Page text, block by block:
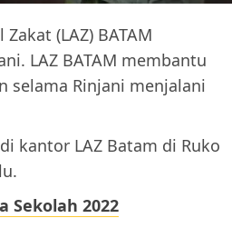
(LAZ) BATAM
LAZ BATAM membantu
selama Rinjani menjalani
kantor LAZ Batam di Ruko
Sekolah 2022